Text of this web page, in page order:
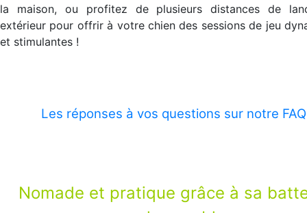
la maison, ou profitez de plusieurs distances de
extérieur pour offrir à votre chien des sessions de jeu
et stimulantes !
Les réponses à vos questions sur notre FAQ
Nomade et pratique grâce à sa